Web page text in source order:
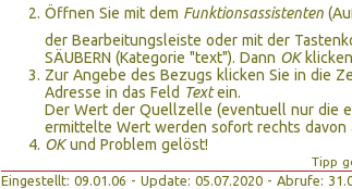
Öffnen Sie mit dem Funktionsassistenten
der Bearbeitungsleiste oder mit der
SÄUBERN (Kategorie "text"). Dann OK
Zur Angebe des Bezugs klicken Sie in die
Adresse in das Feld Textein.
Der Wert der Quellzelle (eventuell nur die
ermittelte Wert werden sofort rechts davon
OKund Problem gelöst!
Tipp
Eingestellt: 09.01.06 - Update: 05.07.2020 - Abrufe: